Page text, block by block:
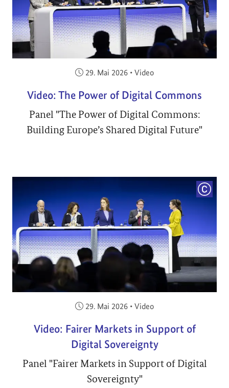
Veröffentlicht am:
29. Mai 2026 • Video
Video: The Power of Digital Commons
Panel "The Power of Digital Commons:
Building Europe’s Shared Digital Future"
Veröffentlicht am:
29. Mai 2026 • Video
Video: Fairer Markets in Support of
Digital Sovereignty
Panel "Fairer Markets in Support of Digital
Sovereignty"